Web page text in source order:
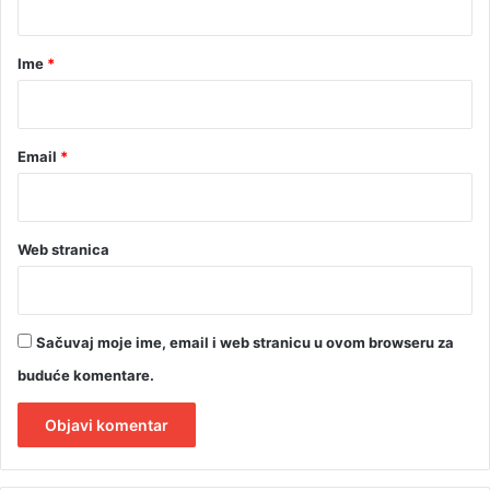
rIme *
Email *
Web stranica
Sačuvaj moje ime, email i web stranicu u ovom browseru za
buduće komentare.